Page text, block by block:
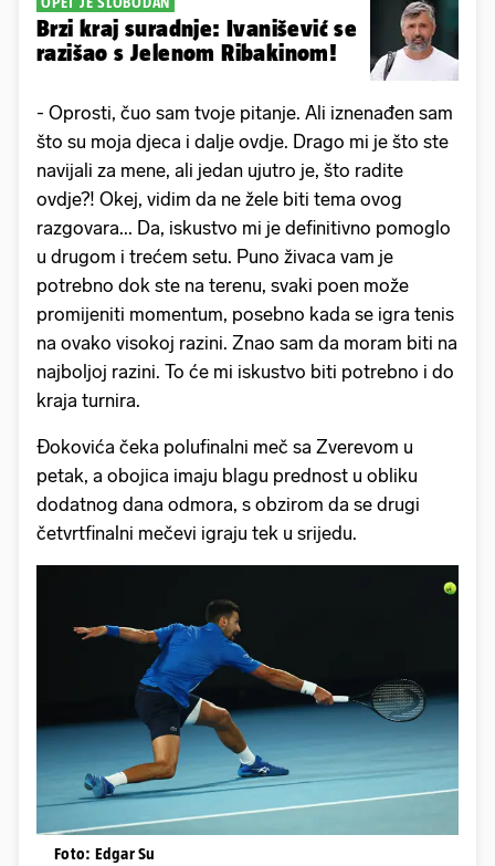
Brzi kraj suradnje: Ivanišević se
razišao s Jelenom Ribakinom!
- Oprosti, čuo sam tvoje pitanje. Ali iznenađen sam
što su moja djeca i dalje ovdje. Drago mi je što ste
navijali za mene, ali jedan ujutro je, što radite
ovdje?! Okej, vidim da ne žele biti tema ovog
razgovara... Da, iskustvo mi je definitivno pomoglo
u drugom i trećem setu. Puno živaca vam je
potrebno dok ste na terenu, svaki poen može
promijeniti momentum, posebno kada se igra tenis
na ovako visokoj razini. Znao sam da moram biti na
najboljoj razini. To će mi iskustvo biti potrebno i do
kraja turnira.
Đokovića čeka polufinalni meč sa Zverevom u
petak, a obojica imaju blagu prednost u obliku
dodatnog dana odmora, s obzirom da se drugi
četvrtfinalni mečevi igraju tek u srijedu.
Foto: Edgar Su